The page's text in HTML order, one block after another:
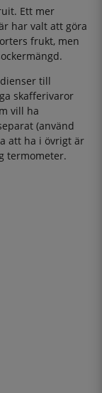
Ett mer
har valt att göra
frukt, men
till
skafferivaror
vill ha
(använd
att ha i övrigt är
termometer.